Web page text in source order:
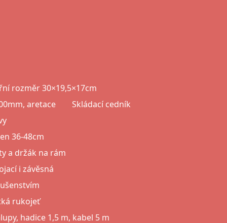
rozměr 30×19,5×17cm
aretace
Skládací cedník
36-48cm
a držák na rám
i závěsná
rukojeť
hadice 1,5 m, kabel 5 m